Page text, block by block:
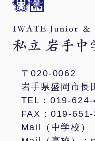
〒020-0062
岩手県盛岡市長
TEL：019-
FAX：019-
Mail（中学校